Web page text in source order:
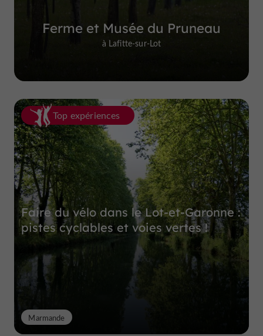
Ferme et Musée du Pruneau
à Lafitte-sur-Lot
Top expériences
Faire du vélo dans le Lot-et-Garonne :
pistes cyclables et voies vertes !
Marmande